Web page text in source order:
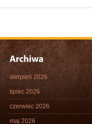
sierpień 2026
lipiec 2026
czerwiec 2026
maj 2026